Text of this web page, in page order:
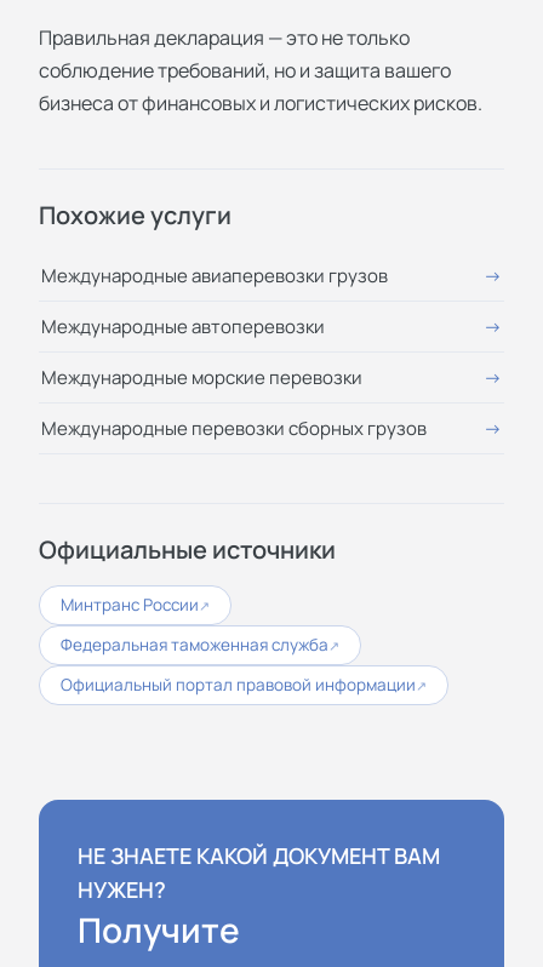
Правильная декларация — это не только
соблюдение требований, но и защита вашего
бизнеса от финансовых и логистических рисков.
Похожие услуги
Международные авиаперевозки грузов
Международные автоперевозки
Международные морские перевозки
Международные перевозки сборных грузов
Официальные источники
Минтранс России ↗
Федеральная таможенная служба ↗
Официальный портал правовой информации ↗
НЕ ЗНАЕТЕ КАКОЙ ДОКУМЕНТ ВАМ
НУЖЕН?
Получите